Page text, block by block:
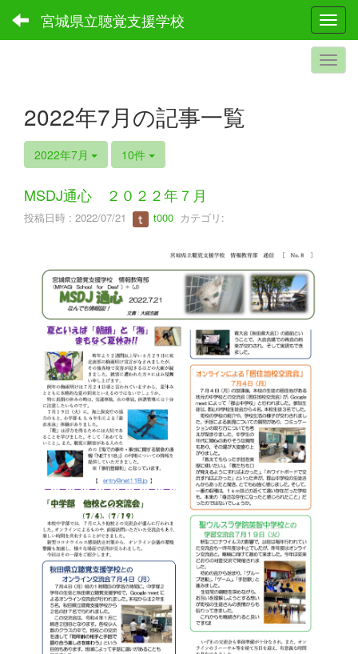
宮城県立聴覚支援学校
2022年7月の記事一覧
2022年7月 10件
MSDJ通心 ２０２２年７月
投稿日時 : 2022/07/21 t000 カテゴリ: